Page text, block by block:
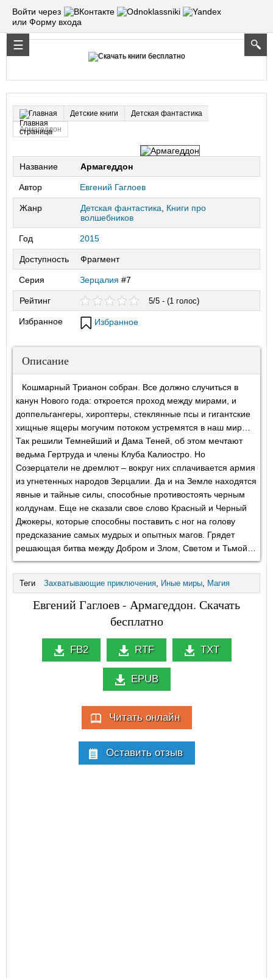
Войти через
или Форму входа
Главная Детские книги
Детская фантастика
Армагеддон
Название Армагеддон
Автор Евгений Гаглоев
Жанр Детская фантастика, Книги про
волшебников
Год 2015
Доступность Фрагмент
Серия Зерцалия #7
Рейтинг 5/5 - (1 голос)
Избранное Избранное
Описание
Кошмарный Трианон собран. Все должно случиться в
канун Нового года: откроется проход между мирами, и
доппельгангеры, хироптеры, стеклянные псы и гигантские
хищные ящеры могучим потоком устремятся в наш мир…
Так решили Темнейший и Дама Теней, об этом мечтают
ведьма Гертруда и члены Клуба Калиостро. Но
Созерцатели не дремлют – вокруг них сплачивается армия
из угнетенных народов Зерцалии. Да и на Земле находятся
явные и тайные силы, способные противостоять черным
колдунам. Еще не сказали свое слово Красный и Черный
Джокеры, которые способны поставить с ног на голову
предсказание самых мудрых и опытных магов. Грядет
решающая битва между Добром и Злом, Светом и Тьмой…
Теги Захватывающие приключения, Иные миры, Магия
Евгений Гаглоев - Армагеддон. Скачать
бесплатно
FB2 RTF TXT
EPUB
Читать онлайн
Оставить отзыв